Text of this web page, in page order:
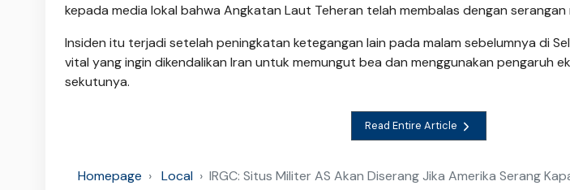
kepada media lokal bahwa Angkatan Laut Teheran telah membalas dengan
Insiden itu terjadi setelah peningkatan ketegangan lain pada malam sebelumnya di
vital yang ingin dikendalikan Iran untuk memungut bea dan menggunakan pengaruh
sekutunya.
Read Entire Article
Homepage Local IRGC: Situs Militer AS Akan Diserang Jika Amerika Serang